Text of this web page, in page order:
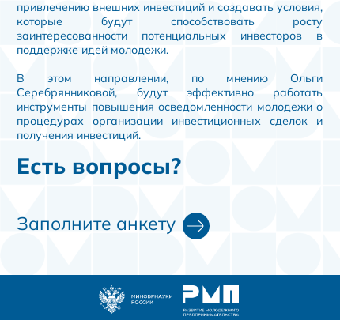
привлечению внешних инвестиций и создавать условия,
которые будут способствовать росту
заинтересованности потенциальных инвесторов в
поддержке идей молодежи.
В этом направлении, по мнению Ольги
Серебрянниковой, будут эффективно работать
инструменты повышения осведомленности молодежи о
процедурах организации инвестиционных сделок и
получения инвестиций.
Есть вопросы?
Заполните анкету